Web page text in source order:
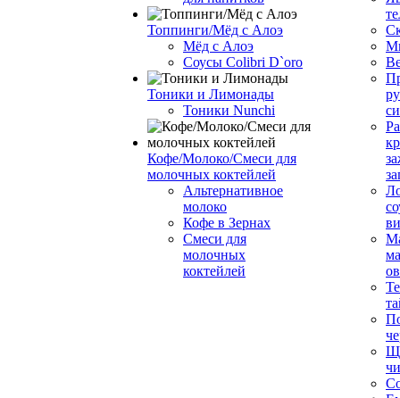
Топпинги/Мёд с Алоэ
Мёд с Алоэ
Соусы Colibri D`oro
Тоники и Лимонады
Тоники Nunchi
Кофе/Молоко/Смеси для
молочных коктейлей
Альтернативное
молоко
Кофе в Зернах
Смеси для
молочных
коктейлей